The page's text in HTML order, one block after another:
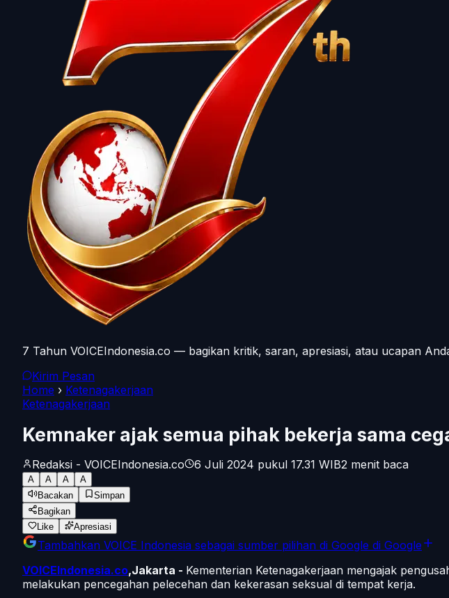
7 Tahun VOICEIndonesia.co — bagikan kritik, saran, apresiasi, atau ucapan
Kirim Pesan
Home › Ketenagakerjaan
Ketenagakerjaan
Kemnaker ajak semua pihak bekerja sama
Redaksi - VOICEIndonesia.co 6 Juli 2024 pukul 17.31 WIB2 menit baca
A A A
A
Bacakan
Simpan
Bagikan
Like
Apresiasi
Tambahkan VOICE Indonesia sebagai sumber pilihan di Google di Google
VOICEIndonesia.co,Jakarta - Kementerian Ketenagakerjaan mengajak
melakukan pencegahan pelecehan dan kekerasan seksual di tempat kerja.